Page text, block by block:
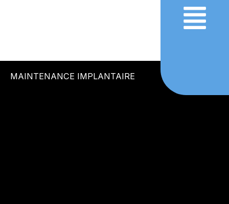
MAINTENANCE IMPLANTAIRE